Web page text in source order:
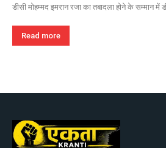
डीसी मोहम्मद इमरान रजा का तबादला होने के सम्मान में
Read more